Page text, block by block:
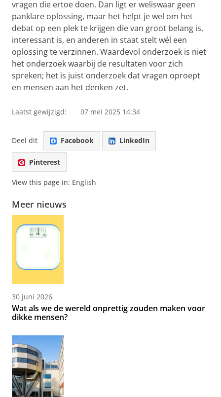
vragen die ertoe doen. Dan ligt er weliswaar geen
panklare oplossing, maar het helpt je wel om het
debat op een plek te krijgen die van groot belang is,
interessant is, en anderen in staat stelt wél een
oplossing te verzinnen. Waardevol onderzoek is niet
het onderzoek waarbij de resultaten voor zich
spreken; het is juist onderzoek dat vragen oproept
en mensen aan het denken zet.
Laatst gewijzigd: 07 mei 2025 14:34
Deel dit Facebook LinkedIn
Pinterest
View this page in: English
Meer nieuws
30 juni 2026
Wat als we de wereld onprettig zouden maken voor
dikke mensen?